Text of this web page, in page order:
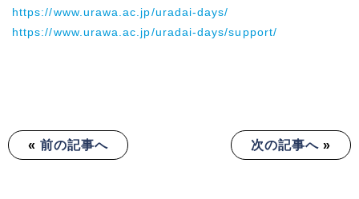
https://www.urawa.ac.jp/uradai-days/
https://www.urawa.ac.jp/uradai-days/support/
« 前の記事へ 次の記事へ »